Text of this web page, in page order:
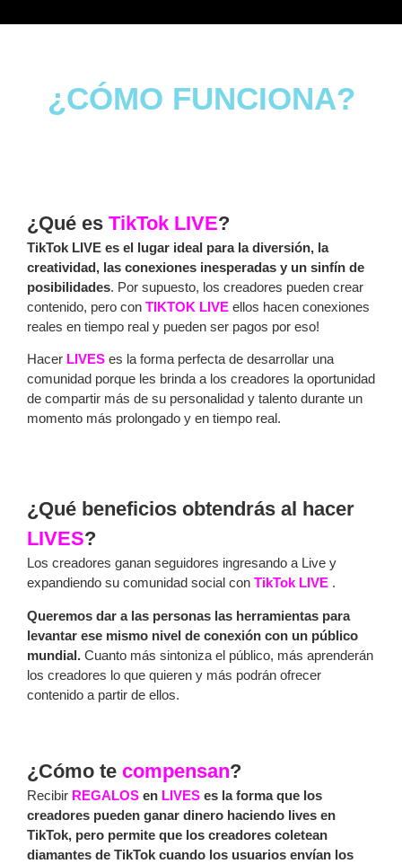
¿CÓMO FUNCIONA?
¿Qué es TikTok LIVE?
TikTok LIVE es el lugar ideal para la diversión, la
creatividad, las conexiones inesperadas y un sinfín de
posibilidades. Por supuesto, los creadores pueden crear
contenido, pero con TIKTOK LIVE ellos hacen conexiones
reales en tiempo real y pueden ser pagos por eso!
Hacer LIVES es la forma perfecta de desarrollar una
comunidad porque les brinda a los creadores la oportunidad
de compartir más de su personalidad y talento durante un
momento más prolongado y en tiempo real.
¿Qué beneficios obtendrás al hacer
LIVES?
Los creadores ganan seguidores ingresando a Live y
expandiendo su comunidad social con TikTok LIVE .
Queremos dar a las personas las herramientas para
levantar ese mismo nivel de conexión con un público
mundial. Cuanto más sintoniza el público, más aprenderán
los creadores lo que quieren y más podrán ofrecer
contenido a partir de ellos.
¿Cómo te compensan?
Recibir REGALOS en LIVES es la forma que los
creadores pueden ganar dinero haciendo lives en
TikTok, pero permite que los creadores coletean
diamantes de TikTok cuando los usuarios envían los